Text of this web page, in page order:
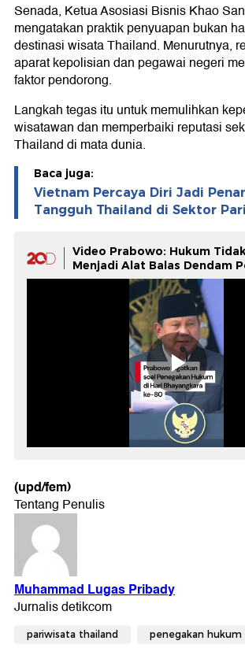
Senada, Ketua Asosiasi Bisnis Khao
mengatakan praktik penyuapan bukan
destinasi wisata Thailand. Menurutnya,
aparat kepolisian dan pegawai negeri
faktor pendorong.
Langkah tegas itu untuk memulihkan
wisatawan dan memperbaiki reputasi
Thailand di mata dunia.
Baca juga:
Vietnam Percaya Diri Jadi
Tangguh Thailand di Sektor
Video Prabowo: Hukum
Menjadi Alat Balas Dendam
(upd/fem)
pariwisata thailand penegakan hukum